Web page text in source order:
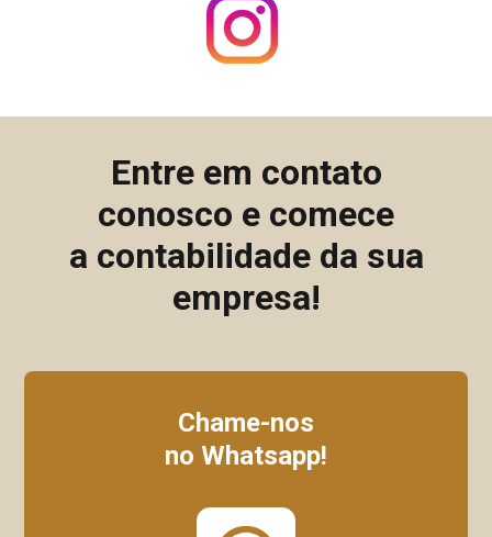
Entre em contato
conosco e comece
a contabilidade da sua
empresa!
Chame-nos
no Whatsapp!